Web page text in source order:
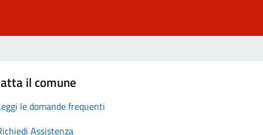
il comune
le domande frequenti
Assistenza